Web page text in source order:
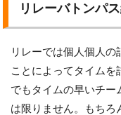
リレーバトンパ
リレーでは個人個人
ことによってタイムを
でもタイムの早いチー
は限りません。もちろ